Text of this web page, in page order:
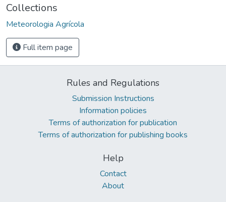
Collections
Meteorologia Agrícola
Full item page
Rules and Regulations
Submission Instructions
Information policies
Terms of authorization for publication
Terms of authorization for publishing books
Help
Contact
About